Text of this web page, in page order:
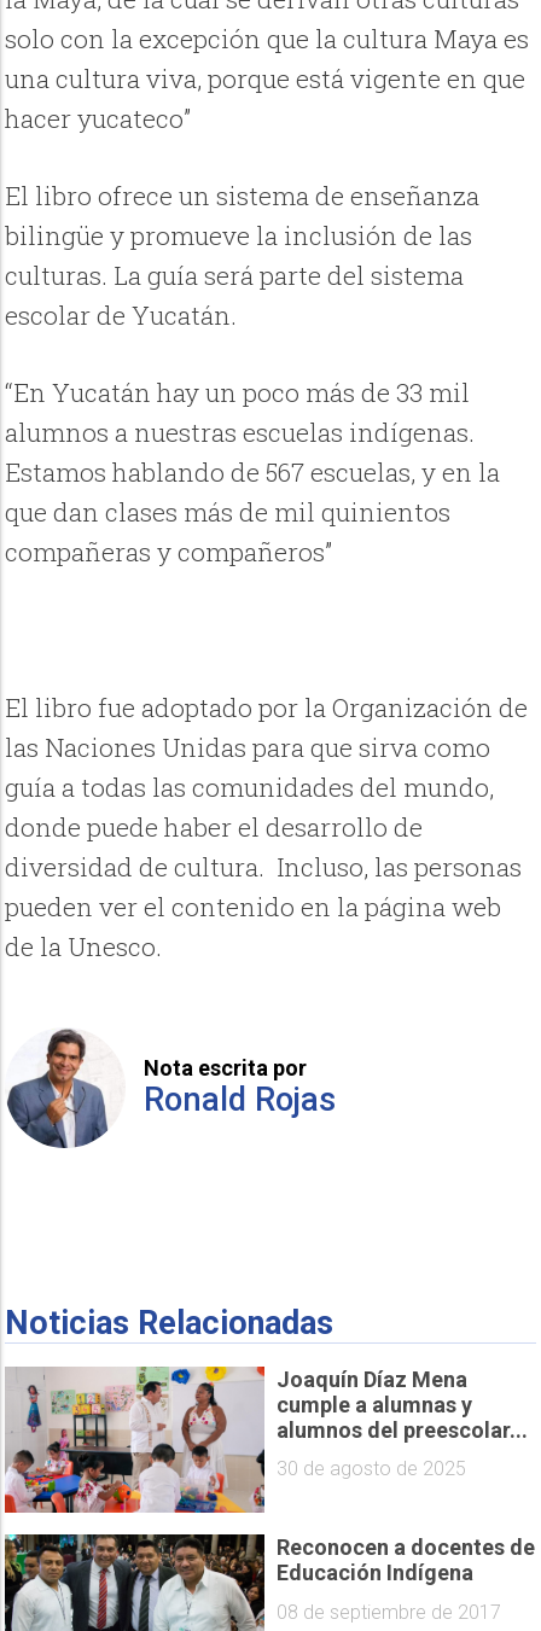
solo con la excepción que la cultura Maya es
una cultura viva, porque está vigente en que
hacer yucateco”
El libro ofrece un sistema de enseñanza
bilingüe y promueve la inclusión de las
culturas. La guía será parte del sistema
escolar de Yucatán.
“En Yucatán hay un poco más de 33 mil
alumnos a nuestras escuelas indígenas.
Estamos hablando de 567 escuelas, y en la
que dan clases más de mil quinientos
compañeras y compañeros”
El libro fue adoptado por la Organización de
las Naciones Unidas para que sirva como
guía a todas las comunidades del mundo,
donde puede haber el desarrollo de
diversidad de cultura. Incluso, las personas
pueden ver el contenido en la página web
de la Unesco.
Nota escrita por
Ronald Rojas
Noticias Relacionadas
Joaquín Díaz Mena
cumple a alumnas y
alumnos del preescolar...
30 de agosto de 2025
Reconocen a docentes de
Educación Indígena
08 de septiembre de 2017